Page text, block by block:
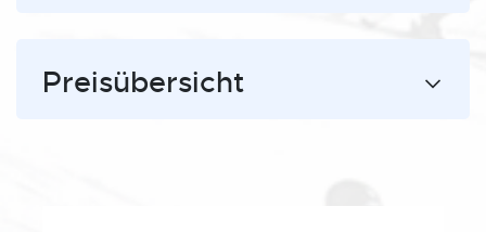
Preisübersicht